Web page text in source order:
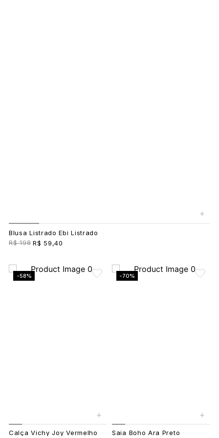
+
Blusa Listrado Ebi Listrado
R$ 198 R$ 59,40
-58%
+
Calça Vichy Joy Vermelho
-70%
+
Saia Boho Ara Preto